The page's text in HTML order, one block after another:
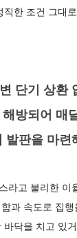
직한 조건 그대
단기 상환
방되어 매
발판을 마련
라고 불리한 이
과 속도로 집
닥을 치고 있